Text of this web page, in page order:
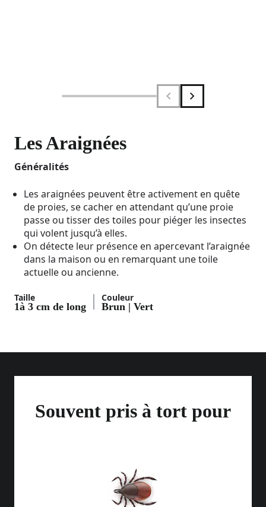
Les Araignées
Généralités
Les araignées peuvent être activement en quête
de proies, se cacher en attendant qu’une proie
passe ou tisser des toiles pour piéger les insectes
qui volent jusqu’à elles.
On détecte leur présence en apercevant l’araignée
dans la maison ou en remarquant une toile
actuelle ou ancienne.
Taille
1à 3 cm de long
Couleur
Brun | Vert
Souvent pris à tort pour